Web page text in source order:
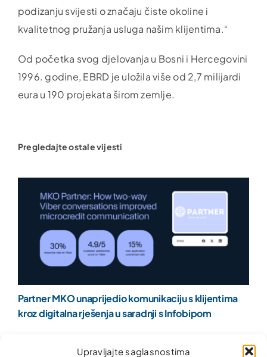
Upravljajte saglasnostima
podizanju svijesti o značaju čiste okoline i
kvalitetnog pružanja usluga našim klijentima.“
Od početka svog djelovanja u Bosni i Hercegovini
1996. godine, EBRD je uložila više od 2,7 milijardi
eura u 190 projekata širom zemlje.
Pregledajte ostale vijesti
Partner MKO unaprijedio komunikaciju s klijentima
kroz digitalna rješenja u saradnji s Infobipom